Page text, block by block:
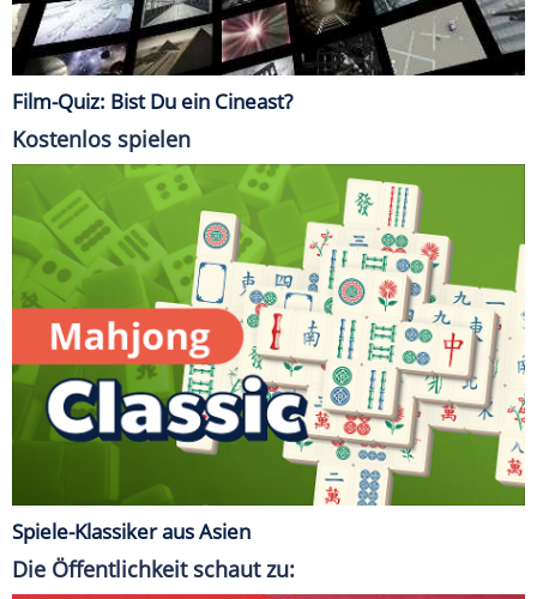
Film-Quiz: Bist Du ein Cineast?
Kostenlos spielen
Spiele-Klassiker aus Asien
Die Öffentlichkeit schaut zu: